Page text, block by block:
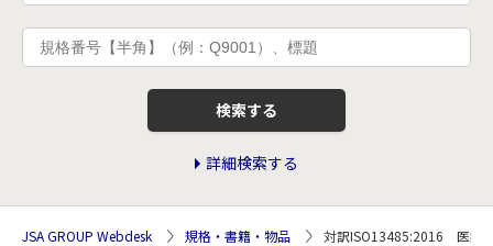
検索する
詳細検索する
JSA GROUP Webdesk 規格・書籍・物品 対訳ISO13485:2016 医療